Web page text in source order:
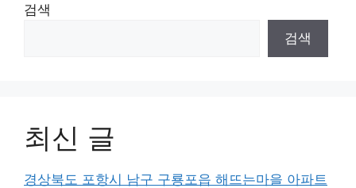
검색
검색
최신 글
경상북도 포항시 남구 구룡포읍 해뜨는마을 아파트